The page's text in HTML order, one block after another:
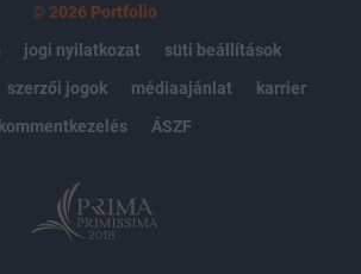
© 2026 Portfolio
jogi nyilatkozat
süti beállítások
szerzői jogok médiaajánlat
karrier
kommentkezelés
ÁSZF